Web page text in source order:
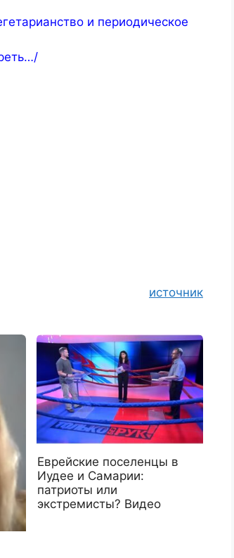
и периодическое
источник
Еврейские поселенцы в
Иудее и Самарии:
патриоты или
экстремисты? Видео